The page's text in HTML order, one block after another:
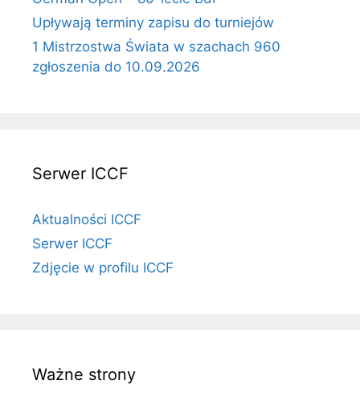
Upływają terminy zapisu do turniejów
1 Mistrzostwa Świata w szachach 960
zgłoszenia do 10.09.2026
Serwer ICCF
Aktualności ICCF
Serwer ICCF
Zdjęcie w profilu ICCF
Ważne strony